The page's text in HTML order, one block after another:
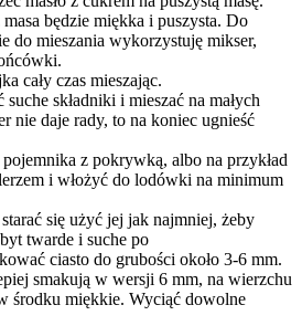
będzie miękka i puszysta. Do
do mieszania wykorzystuję mikser,
cały czas mieszając.
składniki i mieszać na małych
nie daje rady, to na koniec ugnieść
pojemnika z pokrywką, albo na przykład
i włożyć do lodówki na minimum
się użyć jej jak najmniej, żeby
twarde i suche po
ciasto do grubości około 3-6 mm.
smakują w wersji 6 mm, na wierzchu
środku miękkie. Wyciąć dowolne